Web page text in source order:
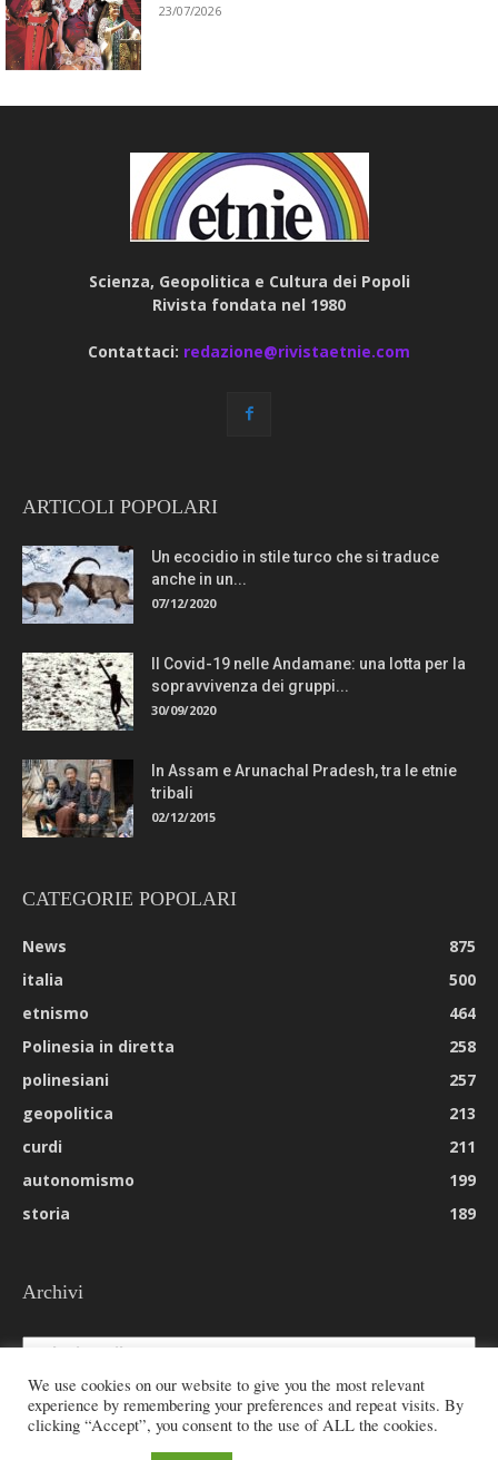
23/07/2026
Scienza, Geopolitica e Cultura dei Popoli
Rivista fondata nel 1980
Contattaci: redazione@rivistaetnie.com
ARTICOLI POPOLARI
Un ecocidio in stile turco che si traduce
anche in un...
07/12/2020
Il Covid-19 nelle Andamane: una lotta per la
sopravvivenza dei gruppi...
30/09/2020
In Assam e Arunachal Pradesh, tra le etnie
tribali
02/12/2015
CATEGORIE POPOLARI
News
875
italia
500
etnismo
464
Polinesia in diretta
258
polinesiani
257
geopolitica
213
curdi
211
autonomismo
199
storia
189
Archivi
Archivi
We use cookies on our website to give you the most relevant
experience by remembering your preferences and repeat visits. By
clicking “Accept”, you consent to the use of ALL the cookies.